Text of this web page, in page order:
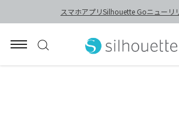
スマホアプリSilhouette Goニューリ